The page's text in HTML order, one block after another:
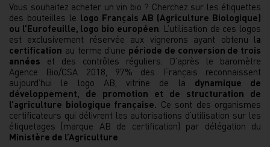
Vous souhaitez acheter un vin bio ? Cherchez sur les étiquettes
des bouteilles le logo Français AB (Agriculture Biologique)
ou l’Eurofeuille, logo bio européen. L’utilisation de ces logos
est exclusivement réservée aux vignerons ayant obtenu la
certification au terme d’une période de conversion de trois
années et des contrôles réguliers. D’après le baromètre
Agence Bio/CSA 2018, 97% des Français reconnaissent
aujourd’hui le logo AB, vitrine de la dynamique de
développement, de promotion et de structuration de
l’agriculture biologique française. Ce sont des organismes
certificateurs qui délivrent les autorisations d’utilisation sur les
étiquetages (marque AB de certification) par délégation du
Ministère de l’Agriculture.